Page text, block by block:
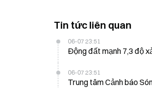
Tin tức liên quan
06-07 23:51
Động đất mạnh 7,3 độ
06-07 23:51
Trung tâm Cảnh báo